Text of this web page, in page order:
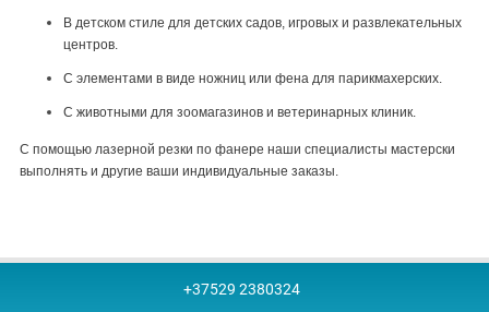
В детском стиле для детских садов, игровых и развлекательных
центров.
С элементами в виде ножниц или фена для парикмахерских.
С животными для зоомагазинов и ветеринарных клиник.
С помощью лазерной резки по фанере наши специалисты мастерски
выполнять и другие ваши индивидуальные заказы.
+37529 2380324